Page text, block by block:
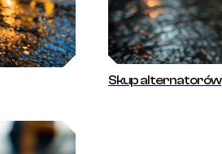
Skup alternatorów